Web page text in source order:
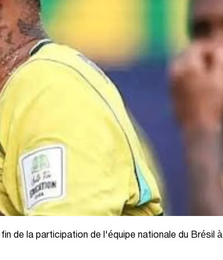
de la participation de l'équipe nationale du Brésil à